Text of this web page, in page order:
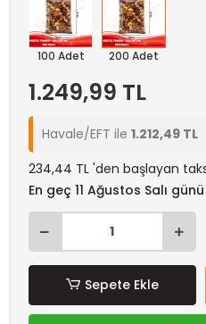
100 Adet 200 Adet
1.249,99 TL
Havale/EFT ile 1.212,49 TL
234,44 TL 'den başlayan
En geç 11 Ağustos Salı
Sepete Ekle